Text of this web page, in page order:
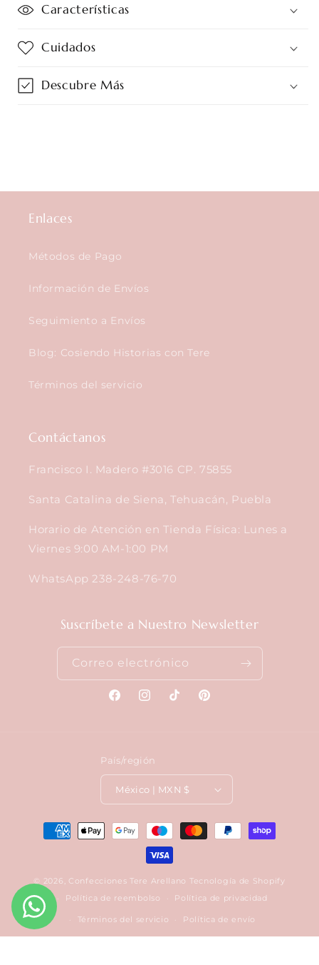
Características
Cuidados
Descubre Más
Enlaces
Métodos de Pago
Información de Envíos
Seguimiento a Envíos
Blog: Cosiendo Historias con Tere
Términos del servicio
Contáctanos
Francisco I. Madero #3016 CP. 75855
Santa Catalina de Siena, Tehuacán, Puebla
Horario de Atención en Tienda Física: Lunes a
Viernes 9:00 AM-1:00 PM
WhatsApp 238-248-76-70
Suscríbete a Nuestro Newsletter
Correo electrónico
FacebookInstagramTikTokPinterest
País/región
México | MXN $
Formas
© 2026, Confecciones Tere Arellano Tecnología de Shopify
Política de reembolso
Política de privacidad
Términos del servicio Política de envío